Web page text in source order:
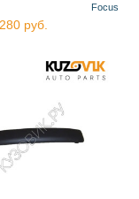
Focus
280 руб.